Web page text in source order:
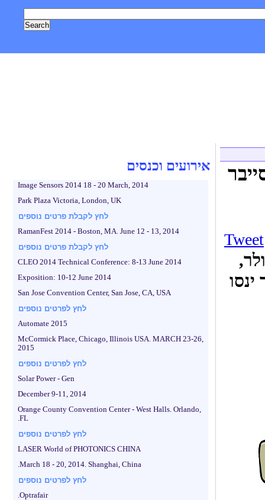
אירועים וכנסים
Image Sensors 2014 18 - 20 March, 2014
Park Plaza Victoria, London, UK
לחץ לקבלת פרטים נוספים
RamanFest 2014 - Boston, MA. June 12 - 13, 2014
לחץ לקבלת פרטים נוספים
CLEO 2014 Technical Conference: 8-13 June 2014
Exposition: 10-12 June 2014
San Jose Convention Center, San Jose, CA, USA
לחץ לפרטים נוספים
Automate 2015
McCormick Place, Chicago, Illinois USA. MARCH 23-26,
2015
לחץ לפרטים נוספים
Solar Power - Gen
December 9-11, 2014
Orange County Convention Center - West Halls. Orlando,
FL.
לחץ לפרטים נוספים
LASER World of PHOTONICS CHINA
March 18 - 20, 2014. Shanghai, China.
לחץ לפרטים נוספים
Optrafair.
Tweet